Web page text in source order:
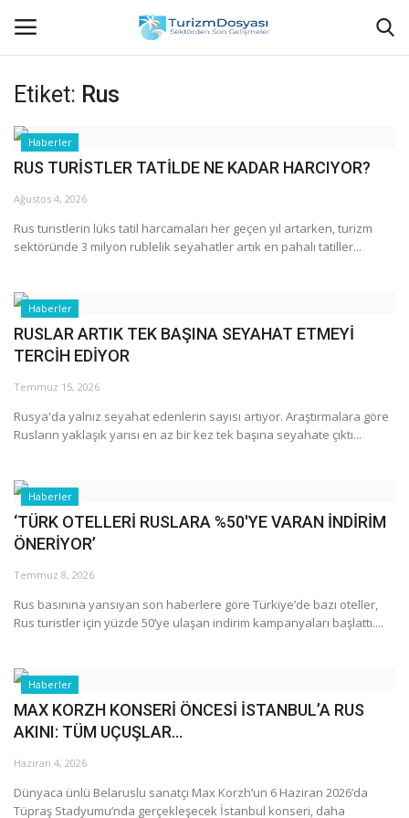
Anasayfa
Bize Ulaşın
KVKK Aydınlatma Metni
Haberler
Lezzet Durakları
Röportajlar
Sizlerden Gelenler
Yorumlar
Video Tanıtım
Etiket: Rus
Haberler
RUS TURİSTLER TATİLDE NE KADAR HARCIYOR?
Ağustos 4, 2026
Rus turistlerin lüks tatil harcamaları her geçen yıl artarken, turizm
sektöründe 3 milyon rublelik seyahatler artık en pahalı tatiller...
Haberler
RUSLAR ARTIK TEK BAŞINA SEYAHAT ETMEYİ
TERCİH EDİYOR
Temmuz 15, 2026
Rusya'da yalnız seyahat edenlerin sayısı artıyor. Araştırmalara göre
Rusların yaklaşık yarısı en az bir kez tek başına seyahate çıktı...
Haberler
‘TÜRK OTELLERİ RUSLARA %50'YE VARAN İNDİRİM
ÖNERİYOR’
Temmuz 8, 2026
Rus basınına yansıyan son haberlere göre Türkiye’de bazı oteller,
Rus turistler için yüzde 50’ye ulaşan indirim kampanyaları başlattı....
Haberler
MAX KORZH KONSERİ ÖNCESİ İSTANBUL’A RUS
AKINI: TÜM UÇUŞLAR...
Haziran 4, 2026
Dünyaca ünlü Belaruslu sanatçı Max Korzh’un 6 Haziran 2026’da
Tüpraş Stadyumu’nda gerçekleşecek İstanbul konseri, daha